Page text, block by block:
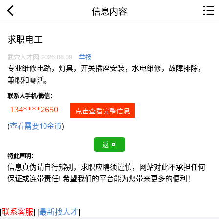
信息内容
求职电工
武穴人才网 2026.08.09 举报
专业维修电路，灯具，开关插座安装，水电维修，故障排除，
兼职和零活。
联系人手机/微信：
134****2650 点击查看完整信息
(查看需要10金币)
特此声明：
信息真伪请自行辨别，求职应聘须谨慎，网站对此不承担任何
保证或连带责任! 希望我们的平台能为您带来更多的便利！
[联系客服] [最新找人才]